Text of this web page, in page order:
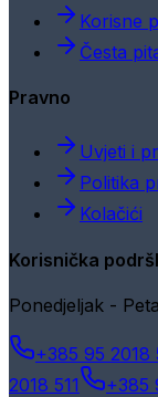
Korisne
Česta
Pravno
Uvjeti i
Politika
Kolačići
Korisnička
Ponedjeljak -
+385 95 2018
2018 511
+385